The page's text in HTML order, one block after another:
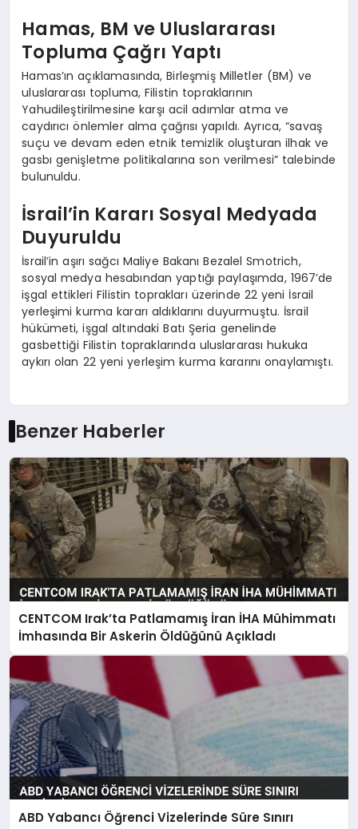
Hamas, BM ve Uluslararası
Topluma Çağrı Yaptı
Hamas’ın açıklamasında, Birleşmiş Milletler (BM) ve
uluslararası topluma, Filistin topraklarının
Yahudileştirilmesine karşı acil adımlar atma ve
caydırıcı önlemler alma çağrısı yapıldı. Ayrıca, “savaş
suçu ve devam eden etnik temizlik oluşturan ilhak ve
gasbı genişletme politikalarına son verilmesi” talebinde
bulunuldu.
İsrail’in Kararı Sosyal Medyada
Duyuruldu
İsrail’in aşırı sağcı Maliye Bakanı Bezalel Smotrich,
sosyal medya hesabından yaptığı paylaşımda, 1967’de
işgal ettikleri Filistin toprakları üzerinde 22 yeni İsrail
yerleşimi kurma kararı aldıklarını duyurmuştu. İsrail
hükümeti, işgal altındaki Batı Şeria genelinde
gasbettiği Filistin topraklarında uluslararası hukuka
aykırı olan 22 yeni yerleşim kurma kararını onaylamıştı.
Benzer Haberler
CENTCOM Irak’ta Patlamamış İran İHA Mühimmatı
İmhasında Bir Askerin Öldüğünü Açıkladı
ABD Yabancı Öğrenci Vizelerinde Süre Sınırı